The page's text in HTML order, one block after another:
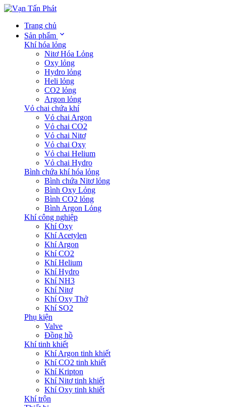
Trang chủ
Sản phẩm
Khí hóa lỏng
Nitơ Hóa Lỏng
Oxy lỏng
Hydro lỏng
Heli lỏng
CO2 lỏng
Argon lỏng
Vỏ chai chứa khí
Vỏ chai Argon
Vỏ chai CO2
Vỏ chai Nitơ
Vỏ chai Oxy
Vỏ chai Helium
Vỏ chai Hydro
Bình chứa khí hóa lỏng
Bình chứa Nitơ lỏng
Bình Oxy Lỏng
Bình CO2 lỏng
Bình Argon Lỏng
Khí công nghiệp
Khí Oxy
Khí Acetylen
Khí Argon
Khí CO2
Khí Helium
Khí Hydro
Khí NH3
Khí Nitơ
Khí Oxy Thở
Khí SO2
Phụ kiện
Valve
Đồng hồ
Khí tinh khiết
Khí Argon tinh khiết
Khí CO2 tinh khiết
Khí Kripton
Khí Nitơ tinh khiết
Khí Oxy tinh khiết
Khí trộn